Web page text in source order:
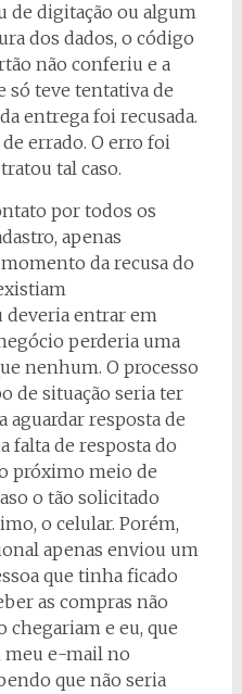
de digitação ou algum
dos dados, o código
não conferiu e a
só teve tentativa de
entrega foi recusada.
errado. O erro foi
tal caso.
por todos os
apenas
da recusa do
deveria entrar em
perderia uma
nenhum. O processo
de situação seria ter
aguardar resposta de
falta de resposta do
próximo meio de
o tão solicitado
o celular. Porém,
apenas enviou um
que tinha ficado
as compras não
chegariam e eu, que
meu e-mail no
que não seria